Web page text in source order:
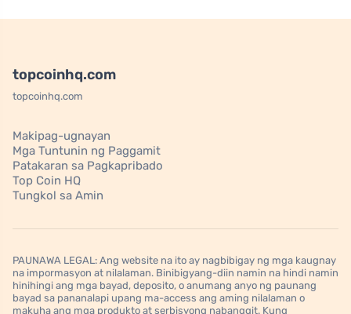
topcoinhq.com
topcoinhq.com
Makipag-ugnayan
Mga Tuntunin ng Paggamit
Patakaran sa Pagkapribado
Top Coin HQ
Tungkol sa Amin
PAUNAWA LEGAL: Ang website na ito ay nagbibigay ng mga kaugnay
na impormasyon at nilalaman. Binibigyang-diin namin na hindi namin
hinihingi ang mga bayad, deposito, o anumang anyo ng paunang
bayad sa pananalapi upang ma-access ang aming nilalaman o
makuha ang mga produkto at serbisyong nabanggit. Kung